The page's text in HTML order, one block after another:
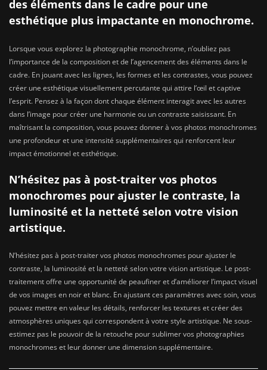
des éléments dans le cadre pour une
esthétique plus impactante en monochrome.
Lorsque vous explorez la photographie monochrome, n’oubliez pas
l’importance de la composition et de l’agencement des éléments dans le
cadre. En jouant avec les lignes, les formes et les contrastes, vous pouvez
créer une esthétique visuellement percutante qui attire l’œil et captive
l’esprit. Pensez à la façon dont chaque élément interagit avec les autres
dans l’image pour créer une harmonie ou un contraste saisissant. En
maîtrisant la composition, vous pouvez donner à vos photos monochromes
une profondeur et une intensité supplémentaires qui renforcent leur
impact émotionnel et esthétique.
N’hésitez pas à post-traiter vos photos
monochromes pour ajuster le contraste, la
luminosité et la netteté selon votre vision
artistique.
N’hésitez pas à post-traiter vos photos monochromes pour ajuster le
contraste, la luminosité et la netteté selon votre vision artistique. Le post-
traitement offre une opportunité de peaufiner et d’améliorer l’impact visuel
de vos images en noir et blanc. En ajustant ces paramètres avec soin, vous
pouvez mettre en valeur les détails, renforcer les textures et créer des
atmosphères uniques qui correspondent à votre style artistique. Ne sous-
estimez pas le pouvoir de la retouche pour sublimer vos photographies
monochromes et leur donner une dimension supplémentaire.